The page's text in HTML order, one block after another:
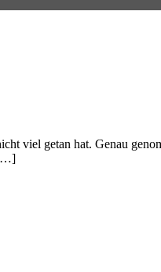
viel getan hat. Genau
[…]